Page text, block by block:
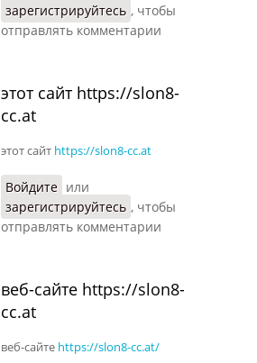
зарегистрируйтесь , чтобы
отправлять комментарии
этот сайт https://slon8-
cc.at
этот сайт https://slon8-cc.at
Войдите или
зарегистрируйтесь , чтобы
отправлять комментарии
веб-сайте https://slon8-
cc.at
веб-сайте https://slon8-cc.at/